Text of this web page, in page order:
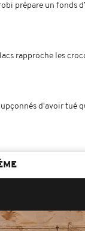
prépare un fonds
rapproche les
d'avoir tué